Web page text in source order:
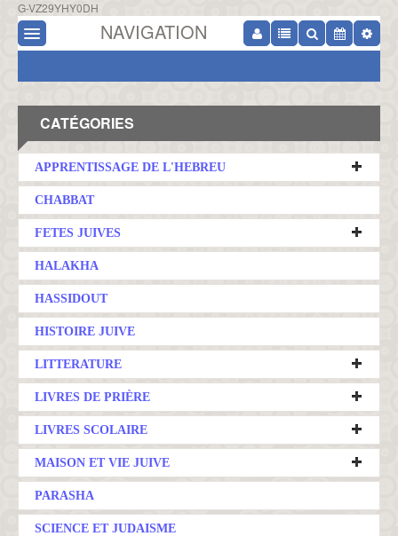
G-VZ29YHY0DH
NAVIGATION
CATÉGORIES
APPRENTISSAGE DE L'HEBREU
CHABBAT
FETES JUIVES
HALAKHA
HASSIDOUT
HISTOIRE JUIVE
LITTERATURE
LIVRES DE PRIÈRE
LIVRES SCOLAIRE
MAISON ET VIE JUIVE
PARASHA
SCIENCE ET JUDAISME